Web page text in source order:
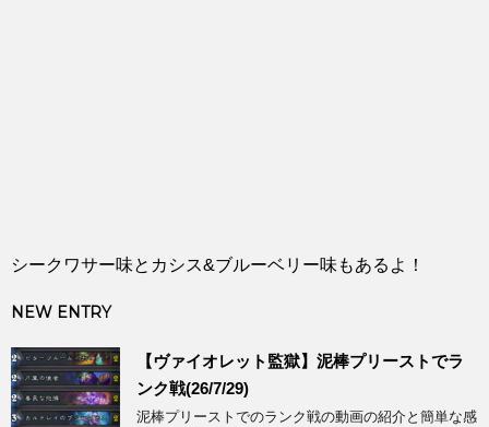
シークワサー味とカシス&ブルーベリー味もあるよ！
NEW ENTRY
【ヴァイオレット監獄】泥棒プリーストでラ
ンク戦(26/7/29)
泥棒プリーストでのランク戦の動画の紹介と簡単な感